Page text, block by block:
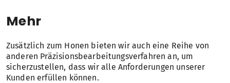
Mehr
Zusätzlich zum Honen bieten wir auch eine Reihe von
anderen Präzisionsbearbeitungsverfahren an, um
sicherzustellen, dass wir alle Anforderungen unserer
Kunden erfüllen können.